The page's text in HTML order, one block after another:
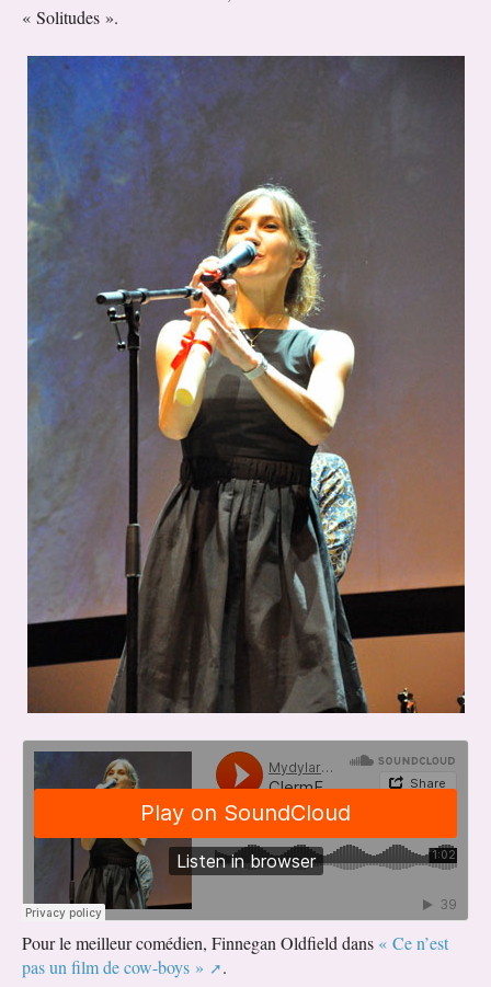
« Solitudes ».
Pour le meilleur comédien, Finnegan Oldfield dans « Ce n’est
pas un film de cow-boys »
.